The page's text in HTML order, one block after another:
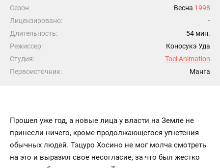
Сезон Весна 1998
Лицензировано:
-
Длительность:
54 мин.
Режиссер:
Коносукэ Уда
Студия:
Toei Animation
Первоисточник:
Манга
Прошел уже год, а новые лица у власти на Земле не
принесли ничего, кроме продолжающегося угнетения
обычных людей. Тэцуро Хосино не мог молча смотреть
на это и выразил свое несогласие, за что был жестко